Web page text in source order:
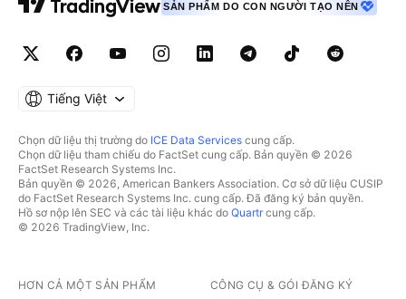
SẢN PHẨM DO CON NGƯỜI TẠO NÊN
Tiếng Việt
Chọn dữ liệu thị trường do ICE Data Services cung cấp.
Chọn dữ liệu tham chiếu do FactSet cung cấp. Bản quyền © 2026
FactSet Research Systems Inc.
Bản quyền © 2026, American Bankers Association. Cơ sở dữ liệu CUSIP
do FactSet Research Systems Inc. cung cấp. Đã đăng ký bản quyền.
Hồ sơ nộp lên SEC và các tài liệu khác do Quartrcung cấp.
© 2026 TradingView, Inc.
HƠN CẢ MỘT SẢN PHẨM CÔNG CỤ & GÓI ĐĂNG KÝ